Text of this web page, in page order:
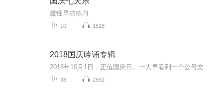
魔性早功练习
10 1518
2018国庆吟诵专辑
38 2592